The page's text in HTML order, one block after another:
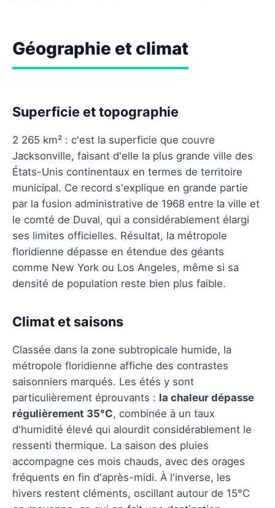
Géographie et climat
Superficie et topographie
2 265 km² : c'est la superficie que couvre
Jacksonville, faisant d'elle la plus grande ville des
États-Unis continentaux en termes de territoire
municipal. Ce record s'explique en grande partie
par la fusion administrative de 1968 entre la ville et
le comté de Duval, qui a considérablement élargi
ses limites officielles. Résultat, la métropole
floridienne dépasse en étendue des géants
comme New York ou Los Angeles, même si sa
densité de population reste bien plus faible.
Climat et saisons
Classée dans la zone subtropicale humide, la
métropole floridienne affiche des contrastes
saisonniers marqués. Les étés y sont
particulièrement éprouvants : la chaleur dépasse
régulièrement 35°C, combinée à un taux
d'humidité élevé qui alourdit considérablement le
ressenti thermique. La saison des pluies
accompagne ces mois chauds, avec des orages
fréquents en fin d'après-midi. À l'inverse, les
hivers restent cléments, oscillant autour de 15°C